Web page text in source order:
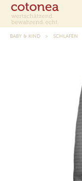
BABY & KIND SCHLAFEN